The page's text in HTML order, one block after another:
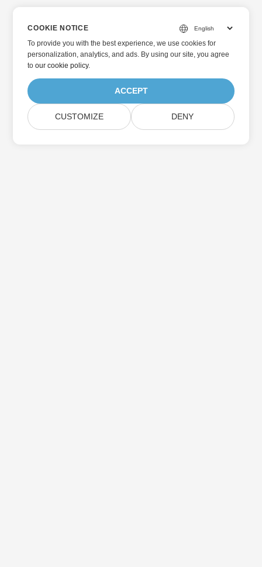
COOKIE NOTICE
To provide you with the best experience, we use cookies for
personalization, analytics, and ads. By using our site, you agree
toour cookie policy.
ACCEPT
CUSTOMIZE DENY